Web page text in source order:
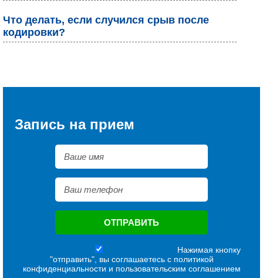
Что делать, если случился срыв после
кодировки?
Запись на прием
Нажимая кнопку
"отправить", вы соглашаетесь с политикой
конфиденциальности и пользовательским соглашением